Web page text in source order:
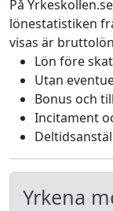
På
lönestatistiken
visas är
Lön före
Utan
Bonus och
Incitament
Yrkena